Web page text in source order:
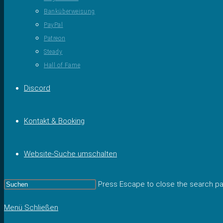
Banküberweisung
PayPal
Patreon
Steady
Hall of Fame
Discord
Kontakt & Booking
Website-Suche umschalten
Press Escape to close the search
Menü Schließen